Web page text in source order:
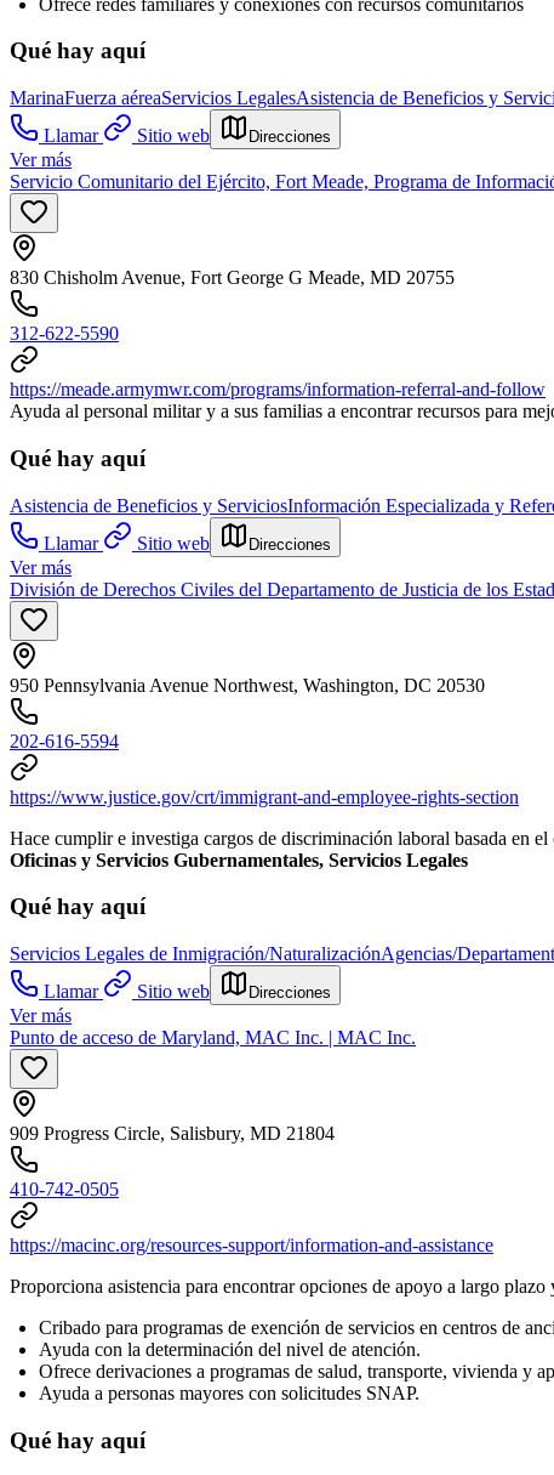
Qué hay aquí
MarinaFuerza aéreaServicios LegalesAsistencia de Beneficios y
Llamar
Sitio web Direcciones
Ver más
Servicio Comunitario del Ejército, Fort Meade, Programa de
830 Chisholm Avenue, Fort George G Meade, MD 20755
312-622-5590
https://meade.armymwr.com/programs/information-referral-and-follow
Ayuda al personal militar y a sus familias a encontrar recursos para
Qué hay aquí
Asistencia de Beneficios y ServiciosInformación Especializada y
Llamar
Sitio web Direcciones
Ver más
División de Derechos Civiles del Departamento de Justicia de los
950 Pennsylvania Avenue Northwest, Washington, DC 20530
202-616-5594
https://www.justice.gov/crt/immigrant-and-employee-rights-section
Hace cumplir e investiga cargos de discriminación laboral basada en
Oficinas y Servicios Gubernamentales, Servicios Legales
Qué hay aquí
Servicios Legales de Inmigración/NaturalizaciónAgencias/
Llamar
Sitio web Direcciones
Ver más
Punto de acceso de Maryland, MAC Inc. | MAC Inc.
909 Progress Circle, Salisbury, MD 21804
410-742-0505
https://macinc.org/resources-support/information-and-assistance
Proporciona asistencia para encontrar opciones de apoyo a largo
Cribado para programas de exención de servicios en centros de
Ayuda con la determinación del nivel de atención.
Ofrece derivaciones a programas de salud, transporte, vivienda y
Ayuda a personas mayores con solicitudes SNAP.
Qué hay aquí